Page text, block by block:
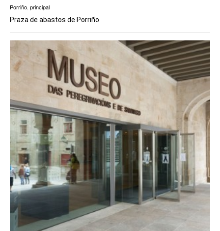
Porriño principal
Praza de abastos de Porriño